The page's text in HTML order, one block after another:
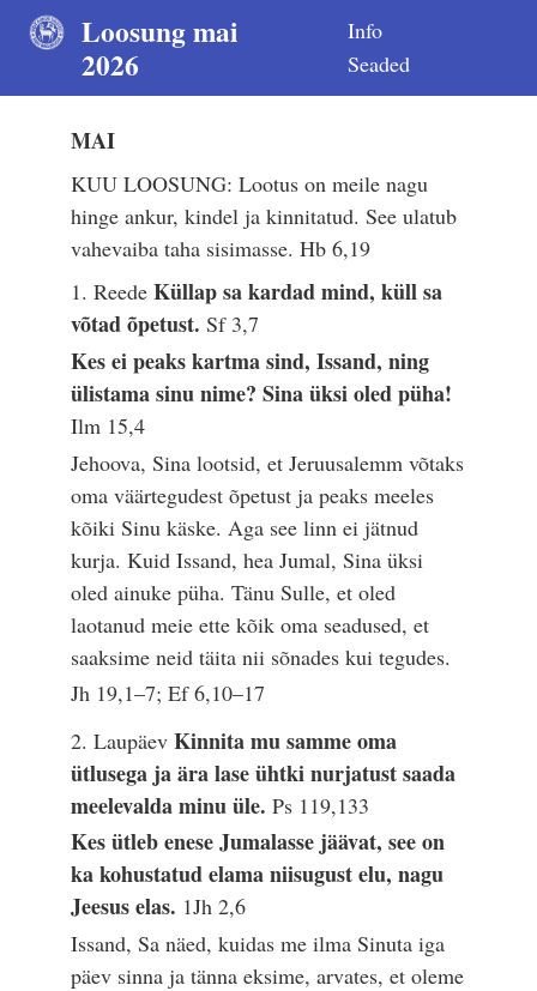
Loosung mai
2026
Info
Seaded
MAI
KUU LOOSUNG: Lootus on meile nagu
hinge ankur, kindel ja kinnitatud. See ulatub
vahevaiba taha sisimasse.Hb 6,19
1. ReedeKüllap sa kardad mind, küll sa
võtad õpetust.Sf 3,7
Kes ei peaks kartma sind, Issand, ning
ülistama sinu nime? Sina üksi oled püha!
Ilm 15,4
Jehoova, Sina lootsid, et Jeruusalemm võtaks
oma väärtegudest õpetust ja peaks meeles
kõiki Sinu käske. Aga see linn ei jätnud
kurja. Kuid Issand, hea Jumal, Sina üksi
oled ainuke püha. Tänu Sulle, et oled
laotanud meie ette kõik oma seadused, et
saaksime neid täita nii sõnades kui tegudes.
Jh 19,1–7; Ef 6,10–17
2. LaupäevKinnita mu samme oma
ütlusega ja ära lase ühtki nurjatust saada
meelevalda minu üle.Ps 119,133
Kes ütleb enese Jumalasse jäävat, see on
ka kohustatud elama niisugust elu, nagu
Jeesus elas. 1Jh 2,6
Issand, Sa näed, kuidas me ilma Sinuta iga
päev sinna ja tänna eksime, arvates, et oleme